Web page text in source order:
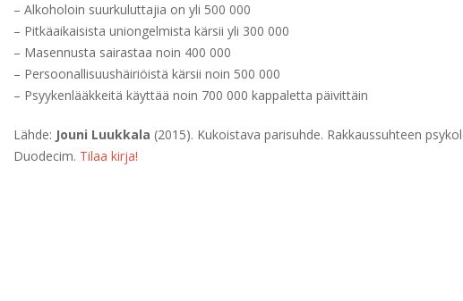
– Alkoholoin suurkuluttajia on yli 500 000
– Pitkäaikaisista uniongelmista kärsii yli 300 000
– Masennusta sairastaa noin 400 000
– Persoonallisuushäiriöistä kärsii noin 500 000
– Psyykenlääkkeitä käyttää noin 700 000 kappaletta päivittäin
Lähde: Jouni Luukkala (2015). Kukoistava parisuhde. Rakkaussuhteen
Duodecim. Tilaa kirja!